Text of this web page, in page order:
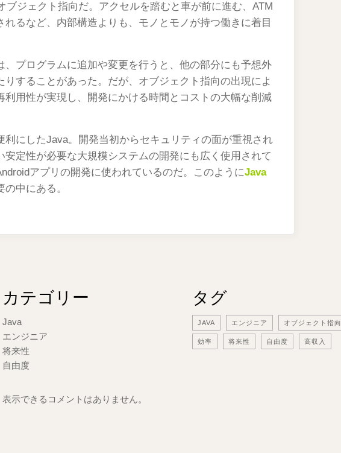
ジェクト指向だ。アクセルを踏むと車が前に進む、ATM
るなど、内部構造よりも、モノとモノが持つ働きに着目
プログラムに追加や変更を行うと、他の部分にも予想外
することがあった。だが、オブジェクト指向の出現によ
利用性が実現し、開発にかける時間とコストの大幅な削減
利にしたJava。開発当初からセキュリティの面が重視され
定性が必要な大規模システムの開発にも広く使用されて
アプリの開発に使われているのだ。このようにJava
中にある。
カテゴリー
Java
エンジニア
将来性
自由度
表示できるコメントはありません。
タグ
JAVA エンジニア オブジェクト指向
効率 将来性 自由度 高収入